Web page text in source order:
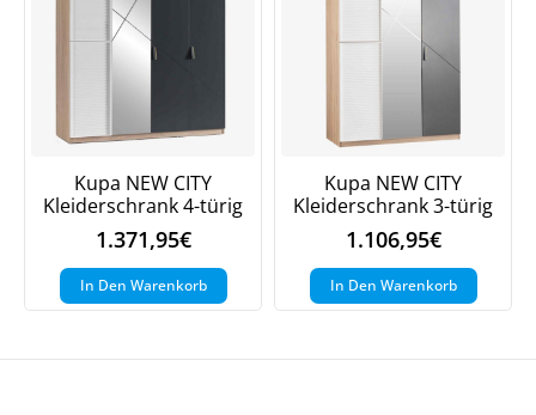
Kupa NEW CITY
Kleiderschrank 4-türig
1.371,95€
In Den Warenkorb
Kupa NEW CITY
Kleiderschrank 3-türig
1.106,95€
In Den Warenkorb